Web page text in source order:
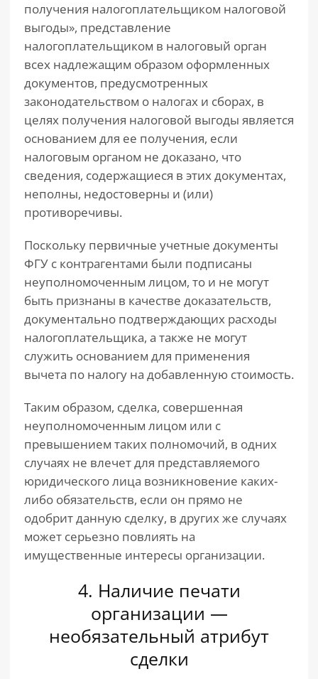
получения налогоплательщиком налоговой
выгоды», представление
налогоплательщиком в налоговый орган
всех надлежащим образом оформленных
документов, предусмотренных
законодательством о налогах и сборах, в
целях получения налоговой выгоды является
основанием для ее получения, если
налоговым органом не доказано, что
сведения, содержащиеся в этих документах,
неполны, недостоверны и (или)
противоречивы.
Поскольку первичные учетные документы
ФГУ с контрагентами были подписаны
неуполномоченным лицом, то и не могут
быть признаны в качестве доказательств,
документально подтверждающих расходы
налогоплательщика, а также не могут
служить основанием для применения
вычета по налогу на добавленную стоимость.
Таким образом, сделка, совершенная
неуполномоченным лицом или с
превышением таких полномочий, в одних
случаях не влечет для представляемого
юридического лица возникновение каких-
либо обязательств, если он прямо не
одобрит данную сделку, в других же случаях
может серьезно повлиять на
имущественные интересы организации.
4. Наличие печати
организации —
необязательный атрибут
сделки